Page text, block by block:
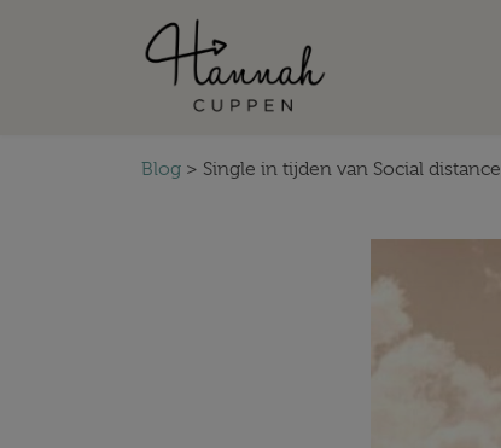
Blog > Single in tijden van Social distance